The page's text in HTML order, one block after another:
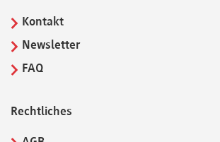
Kontakt
Newsletter
FAQ
Rechtliches